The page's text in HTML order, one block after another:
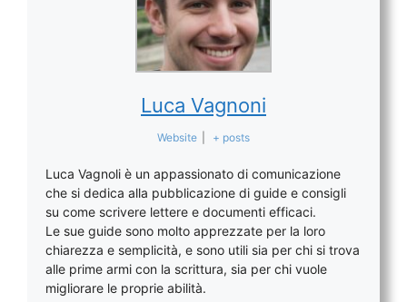
Luca Vagnoni
Website + posts
Luca Vagnoli è un appassionato di comunicazione
che si dedica alla pubblicazione di guide e consigli
su come scrivere lettere e documenti efficaci.
Le sue guide sono molto apprezzate per la loro
chiarezza e semplicità, e sono utili sia per chi si trova
alle prime armi con la scrittura, sia per chi vuole
migliorare le proprie abilità.